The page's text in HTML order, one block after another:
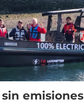
emisiones